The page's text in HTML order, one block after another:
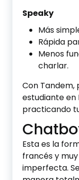
Speaky
Más
Rápida
Menos
charlar.
Con Tandem,
estudiante en
practicando
Esta es la
francés y
imperfecta.